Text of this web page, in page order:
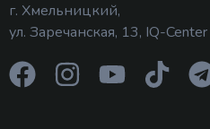
г. Хмельницкий,
ул. Заречанская, 13, IQ-Center